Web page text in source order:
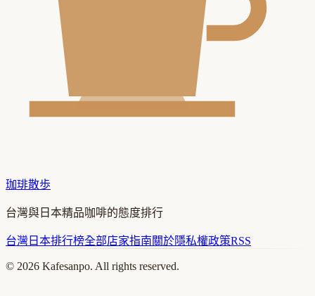
珈琲散歩
台灣與日本精品咖啡的態度排行
台灣 日本排行榜全部店家指南關於隱私權政策RSS
© 2026 Kafesanpo. All rights reserved.